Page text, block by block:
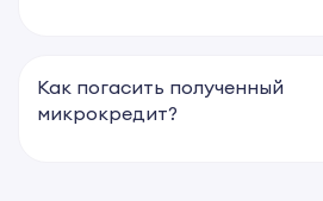
Как погасить полученный
микрокредит?